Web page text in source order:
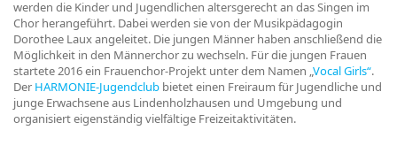
werden die Kinder und Jugendlichen altersgerecht an das Singen im
Chor herangeführt. Dabei werden sie von der Musikpädagogin
Dorothee Laux angeleitet. Die jungen Männer haben anschließend die
Möglichkeit in den Männerchor zu wechseln. Für die jungen Frauen
startete 2016 ein Frauenchor-Projekt unter dem Namen „Vocal Girls“.
Der HARMONIE-Jugendclub bietet einen Freiraum für Jugendliche und
junge Erwachsene aus Lindenholzhausen und Umgebung und
organisiert eigenständig vielfältige Freizeitaktivitäten.